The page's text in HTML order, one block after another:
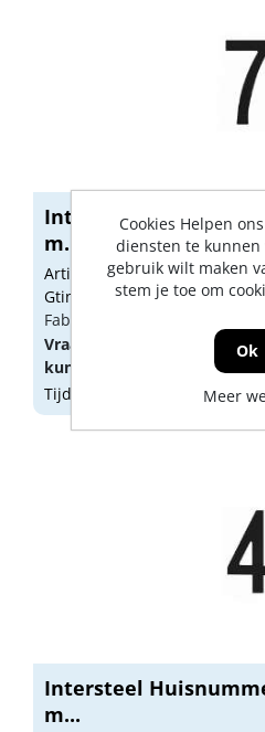
Intersteel
m...
Artikelnummer: IN00761
Gtin: 8714186400760
Fabrikant artikel nummer:
Vraag een
aan of
kunnen zien.
Tijdelijk niet op voorraad
Intersteel
m...
Cookies Helpen
diensten te kunnen
gebruik wilt maken
stem je toe om
Ok
Meer